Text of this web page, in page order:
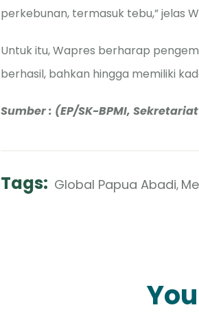
perkebunan, termasuk tebu,” jelas
Untuk itu, Wapres berharap
berhasil, bahkan hingga memiliki
Sumber : (EP/SK-BPMI,
Tags: Global Papua Abadi,